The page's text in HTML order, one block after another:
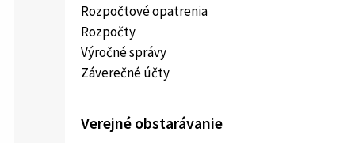
Rozpočtové opatrenia
Rozpočty
Výročné správy
Záverečné účty
Verejné obstarávanie